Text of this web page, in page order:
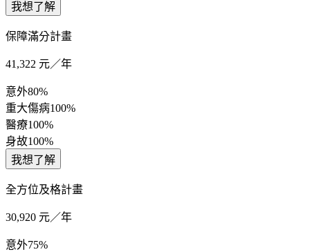
我想了解
保障滿分計畫
41,322 元／年
意外80%
重大傷病100%
醫療100%
身故100%
我想了解
全方位及格計畫
30,920 元／年
意外75%